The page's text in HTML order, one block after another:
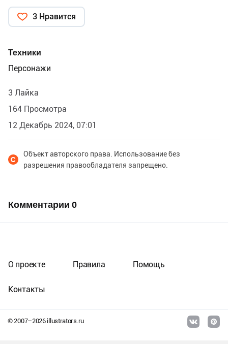
3 Нравится
Техники
Персонажи
3 Лайка
164 Просмотра
12 Декабрь 2024, 07:01
Объект авторского права. Использование без
разрешения правообладателя запрещено.
Комментарии 0
© 2007–2026illustrators.ru
О проекте Правила Помощь
Контакты